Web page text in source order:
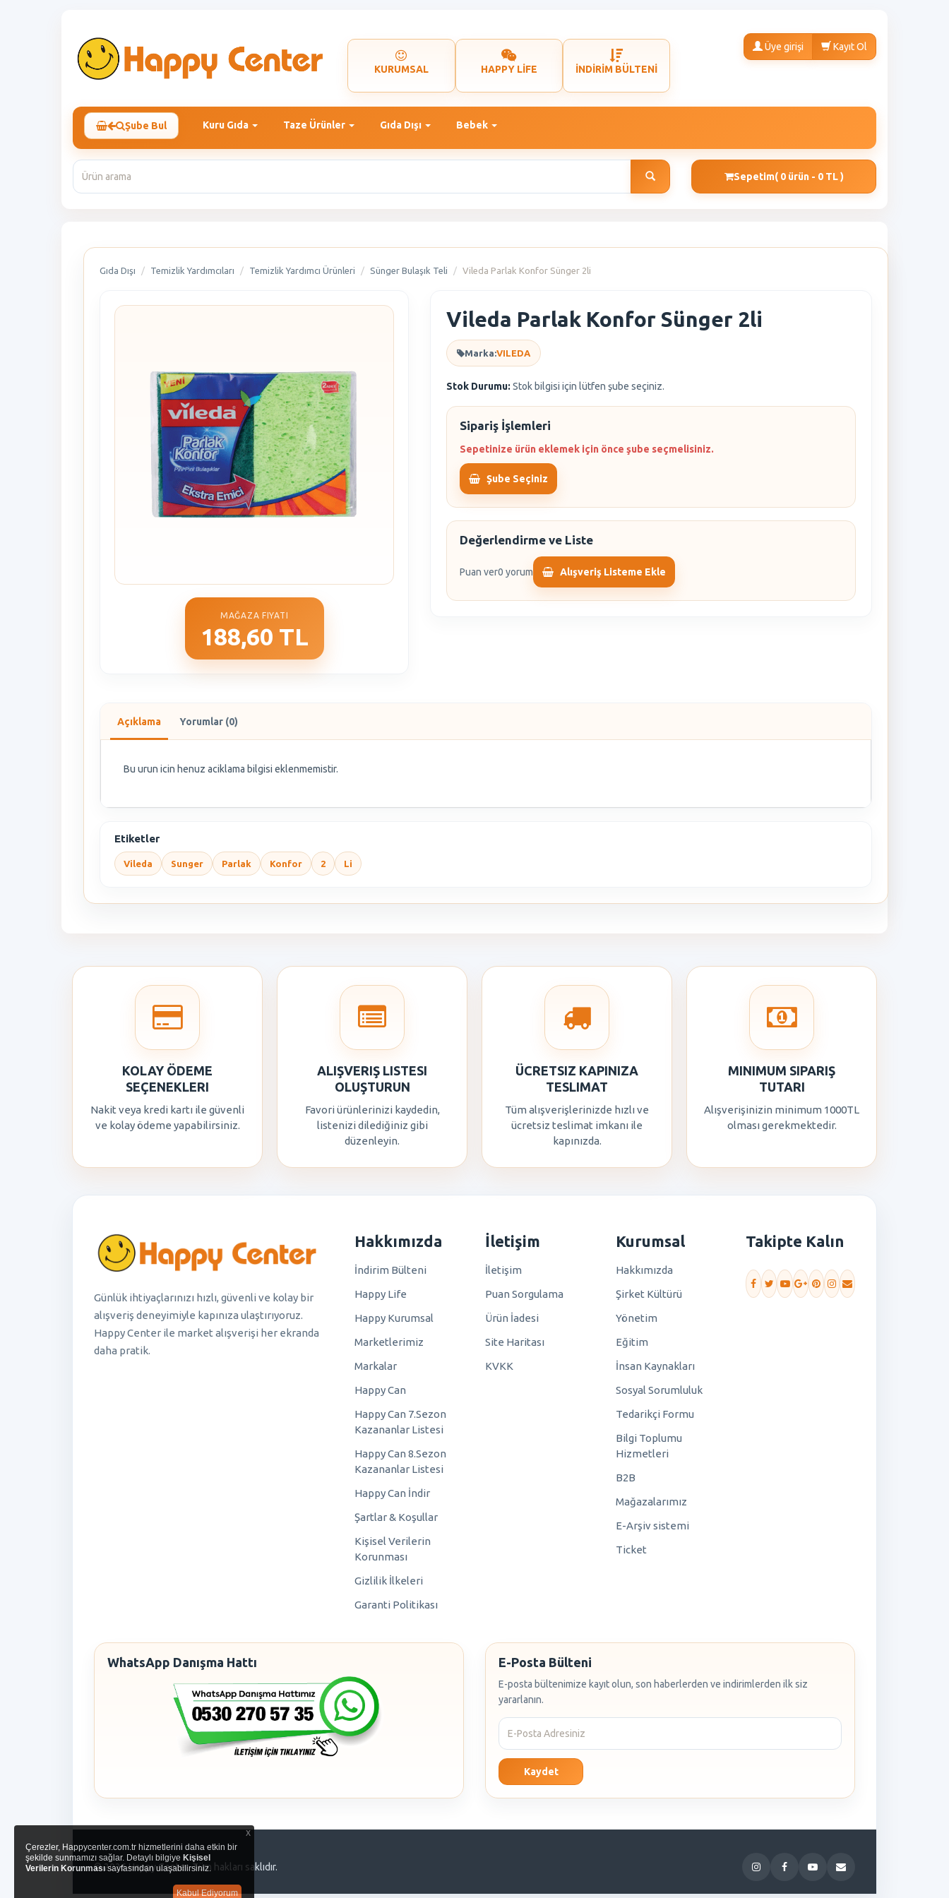
KURUMSAL HAPPY LİFE İNDİRİM BÜLTENİ
Üye girişi Kayıt Ol
Şube Bul Kuru Gıda Taze Ürünler Gıda Dışı Bebek
Sepetim( 0 ürün - 0 TL )
Gıda Dışı Temizlik Yardımcıları Temizlik Yardımcı Ürünleri Sünger Bulaşık Teli Vileda Parlak Konfor Sünger 2li
MAĞAZA FIYATI
188,60 TL
Vileda Parlak Konfor Sünger 2li
Marka:VILEDA
Stok Durumu: Stok bilgisi için lütfen şube seçiniz.
Sipariş İşlemleri
Sepetinize ürün eklemek için önce şube seçmelisiniz.
Şube Seçiniz
Değerlendirme ve Liste
Puan ver0 yorum Alışveriş Listeme Ekle
Açıklama Yorumlar (0)
Bu urun icin henuz aciklama bilgisi eklenmemistir.
Etiketler
Vileda Sunger Parlak Konfor 2 Li
KOLAY ÖDEME
SEÇENEKLERI
Nakit veya kredi kartı ile güvenli
ve kolay ödeme yapabilirsiniz.
ALIŞVERIŞ LISTESI
OLUŞTURUN
Favori ürünlerinizi kaydedin,
listenizi dilediğiniz gibi
düzenleyin.
ÜCRETSIZ KAPINIZA
TESLIMAT
Tüm alışverişlerinizde hızlı ve
ücretsiz teslimat imkanı ile
kapınızda.
MINIMUM SIPARIŞ
TUTARI
Alışverişinizin minimum 1000TL
olması gerekmektedir.
Günlük ihtiyaçlarınızı hızlı, güvenli ve kolay bir
alışveriş deneyimiyle kapınıza ulaştırıyoruz.
Happy Center ile market alışverişi her ekranda
daha pratik.
Hakkımızda
İndirim Bülteni
Happy Life
Happy Kurumsal
Marketlerimiz
Markalar
Happy Can
Happy Can 7.Sezon
Kazananlar Listesi
Happy Can 8.Sezon
Kazananlar Listesi
Happy Can İndir
Şartlar & Koşullar
Kişisel Verilerin
Korunması
Gizlilik İlkeleri
Garanti Politikası
İletişim
İletişim
Puan Sorgulama
Ürün İadesi
Site Haritası
KVKK
Kurumsal
Hakkımızda
Şirket Kültürü
Yönetim
Eğitim
İnsan Kaynakları
Sosyal Sorumluluk
Tedarikçi Formu
Bilgi Toplumu
Hizmetleri
B2B
Mağazalarımız
E-Arşiv sistemi
Ticket
Takipte Kalın
WhatsApp Danışma Hattı E-Posta Bülteni
E-posta bültenimize kayıt olun, son haberlerden ve indirimlerden ilk siz
yararlanın.
Kaydet
© 2026 Happy Center. Tüm hakları saklıdır.
x
Çerezler, Happycenter.com.tr hizmetlerini daha etkin bir
şekilde sunmamızı sağlar. Detaylı bilgiye Kişisel
Verilerin Korunmasısayfasından ulaşabilirsiniz.
Kabul Ediyorum